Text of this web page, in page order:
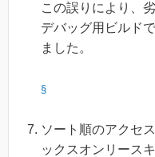
この誤りにより、
デバッグ用ビルド
ました。
§
ソート順のアクセ
ックスオンリース